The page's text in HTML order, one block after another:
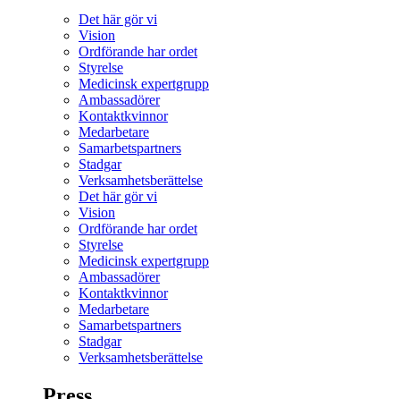
Det här gör vi
Vision
Ordförande har ordet
Styrelse
Medicinsk expertgrupp
Ambassadörer
Kontaktkvinnor
Medarbetare
Samarbetspartners
Stadgar
Verksamhetsberättelse
Det här gör vi
Vision
Ordförande har ordet
Styrelse
Medicinsk expertgrupp
Ambassadörer
Kontaktkvinnor
Medarbetare
Samarbetspartners
Stadgar
Verksamhetsberättelse